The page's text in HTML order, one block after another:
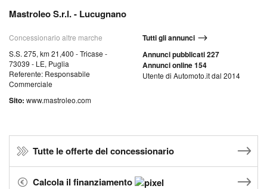
Mastroleo S.r.l. - Lucugnano
Concessionario altre marche
S.S. 275, km 21,400 - Tricase -
73039 - LE, Puglia
Referente: Responsabile
Commerciale
Sito: www.mastroleo.com
Tutti gli annunci
Annunci pubblicati 227
Annunci online 154
Utente di Automoto.it dal 2014
Tutte le offerte del concessionario
Calcola il finanziamento